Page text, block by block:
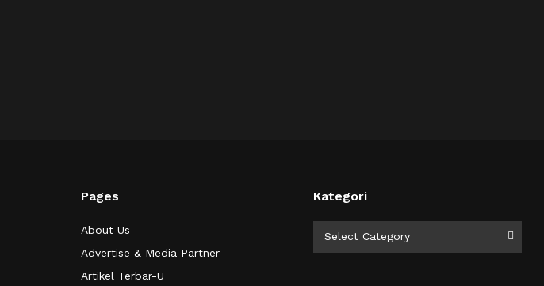
Pages
About Us
Advertise & Media Partner
Artikel Terbar-U
Kategori
Select Category